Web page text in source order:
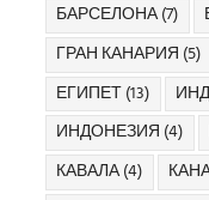
БАРСЕЛОНА(7)
ГРАН КАНАРИЯ (5)
ЕГИПЕТ(13)
ИНДОНЕЗИЯ (4)
КАВАЛА(4)